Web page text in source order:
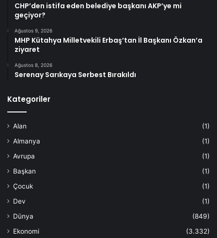
CHP’den istifa eden belediye başkanı AKP’ye mi
geçiyor?
Ağustos 9, 2026
MHP Kütahya Milletvekili Erbaş’tan İl Başkanı Özkan’a
ziyaret
Ağustos 8, 2026
Serenay Sarıkaya Serbest Bırakıldı
Kategoriler
Alan
(1)
Almanya
(1)
Avrupa
(1)
Başkan
(1)
Çocuk
(1)
Dev
(1)
Dünya
(849)
Ekonomi
(3.332)